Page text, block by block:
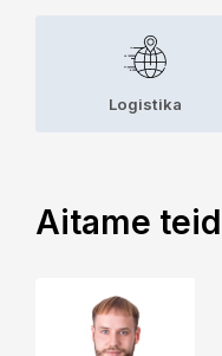
Logistika
Aitame